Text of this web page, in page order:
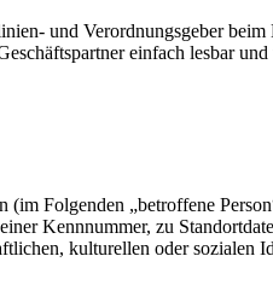
und Verordnungsgeber
einfach lesbar
Folgenden „betroffene
Kennnummer, zu
kulturellen oder sozialen